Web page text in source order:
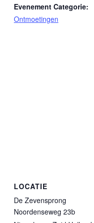
Evenement Categorie:
Ontmoetingen
LOCATIE
De Zevensprong
Noordenseweg 23b